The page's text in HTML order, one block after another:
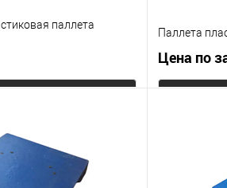
паллета
К сравнению
Под заказ
Паллета
Цена по
В